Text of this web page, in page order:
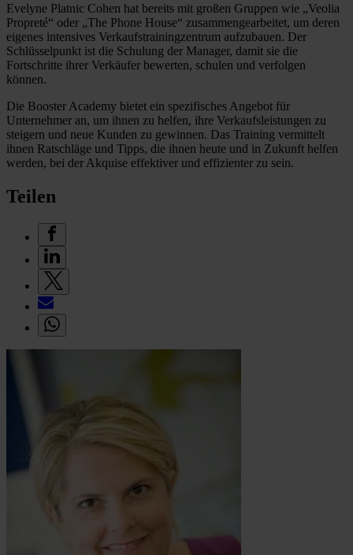
Evelyne Platnic Cohen hat bereits mit großen Gruppen wie „Veolia
Propreté“ oder „The Phone House“ zusammengearbeitet, um deren
eigenes intensives Verkaufstrainingzentrum aufzubauen. Der
Schlüsselpunkt ist die Schulung der Manager, damit sie die
Fortschritte ihrer Verkäufer bewerten, schulen und verfolgen
können.
Die Booster Academy bietet ein spezifisches Angebot für
Unternehmer an, um ihnen zu helfen, ihre Verkaufsleistungen zu
steigern und neue Kunden zu gewinnen. Das Training vermittelt
ihnen Ratschläge und Tipps, die ihnen heute und in Zukunft helfen
werden, bei der Akquise effektiver und effizienter zu sein.
Teilen